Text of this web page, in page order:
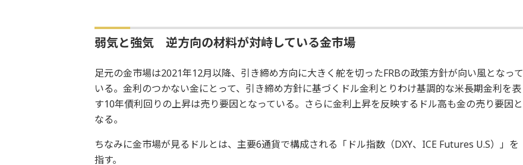
弱気と強気 逆方向の材料が対峙している金市場
足元の金市場は2021年12月以降、引き締め方向に大きく舵を切ったFRBの政策方針が向い風となって
いる。金利のつかない金にとって、引き締め方針に基づくドル金利とりわけ基調的な米長期金利を表
す10年債利回りの上昇は売り要因となっている。さらに金利上昇を反映するドル高も金の売り要因と
なる。
ちなみに金市場が見るドルとは、主要6通貨で構成される「ドル指数（DXY、ICE Futures U.S）」を
指す。